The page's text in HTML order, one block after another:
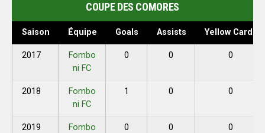
COUPE DES COMORES
Saison Équipe Goals Assists Yellow Cards
2017
Fombo
ni FC
0 0 0
2018
Fombo
ni FC
1 0 0
2019
Fombo
0 0 0